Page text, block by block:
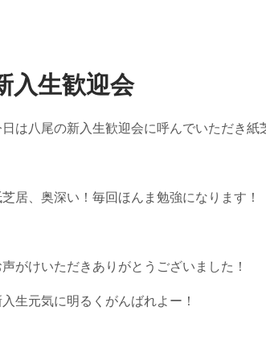
入生歓迎会
日は八尾の新入生歓迎会に呼んでいただき紙
居、奥深い！毎回ほんま勉強になります！
声がけいただきありがとうございました！
入生元気に明るくがんばれよー！